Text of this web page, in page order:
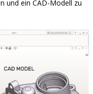
und ein CAD-Modell zu